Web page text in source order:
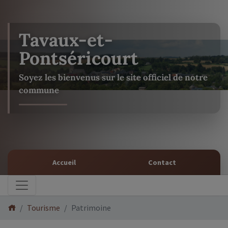
Tavaux-et-
Pontséricourt
Soyez les bienvenus sur le site officiel de notre
commune
Accueil Contact
Tourisme Patrimoine